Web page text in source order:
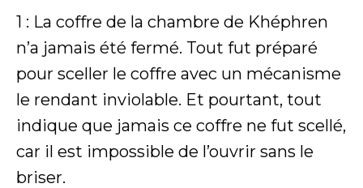
1 : La coffre de la chambre de Khéphren
n’a jamais été fermé. Tout fut préparé
pour sceller le coffre avec un mécanisme
le rendant inviolable. Et pourtant, tout
indique que jamais ce coffre ne fut scellé,
car il est impossible de l’ouvrir sans le
briser.